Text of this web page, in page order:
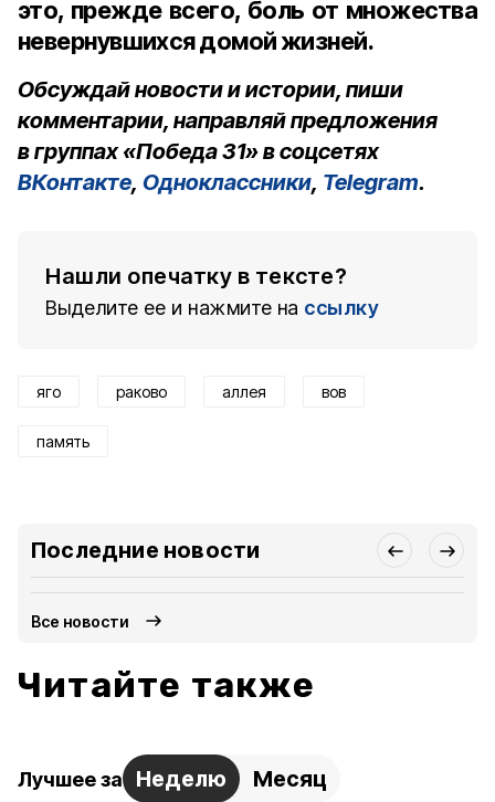
это, прежде всего, боль от множества
невернувшихся домой жизней.
Обсуждай новости и истории, пиши
комментарии, направляй предложения
в группах «Победа 31» в соцсетях
ВКонтакте, Одноклассники, Telegram.
Нашли опечатку в тексте?
Выделите ее и нажмите на ссылку
яго раково аллея вов
память
Последние новости
Все новости
Читайте также
Лучшее за Неделю Месяц